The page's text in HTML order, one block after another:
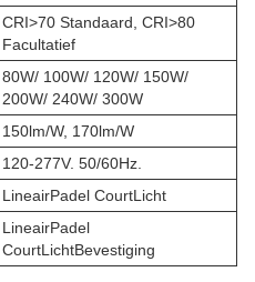
CRI>70 Standaard, CRI>80
Facultatief
80W/ 100W/ 120W/ 150W/
200W/ 240W/ 300W
150lm/W, 170lm/W
120-277V. 50/60Hz.
LineairPadel CourtLicht
LineairPadel
CourtLichtBevestiging